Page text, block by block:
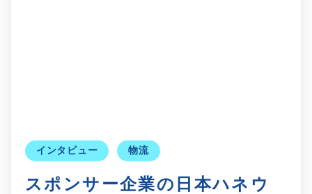
インタビュー 物流
スポンサー企業の日本ハネウ